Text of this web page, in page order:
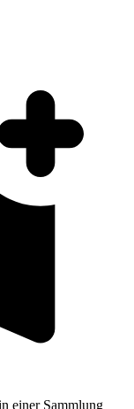
einer Sammlung